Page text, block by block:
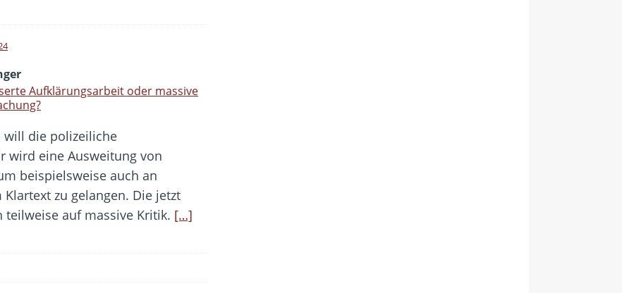
Aufklärungsarbeit oder massive
will die polizeiliche
wird eine Ausweitung von
beispielsweise auch an
zu gelangen. Die jetzt
auf massive Kritik. […]